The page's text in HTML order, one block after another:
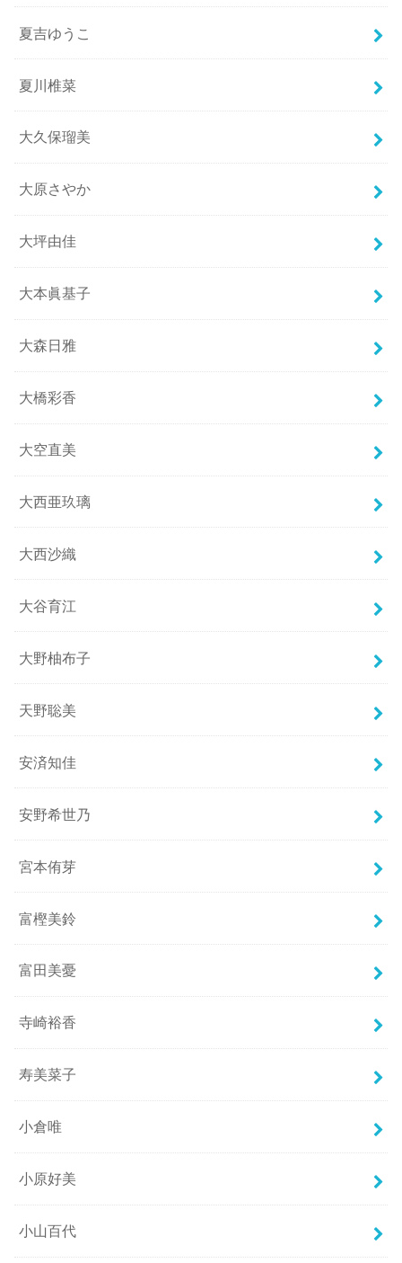
夏吉ゆうこ
夏川椎菜
大久保瑠美
大原さやか
大坪由佳
大本眞基子
大森日雅
大橋彩香
大空直美
大西亜玖璃
大西沙織
大谷育江
大野柚布子
天野聡美
安済知佳
安野希世乃
宮本侑芽
富樫美鈴
富田美憂
寺崎裕香
寿美菜子
小倉唯
小原好美
小山百代